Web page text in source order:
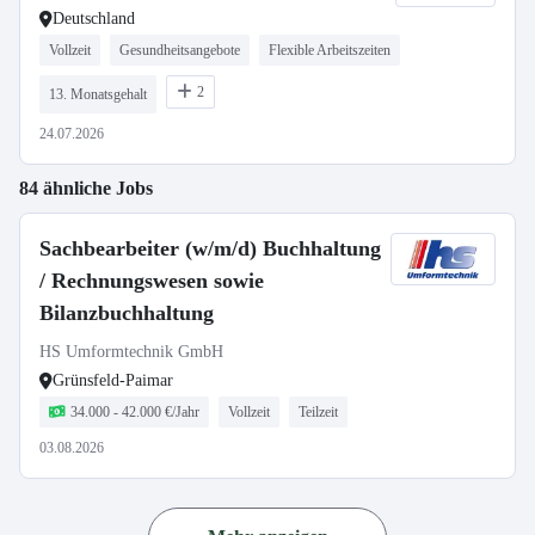
Deutschland
Vollzeit Gesundheitsangebote Flexible Arbeitszeiten
13. Monatsgehalt 2
24.07.2026
84 ähnliche Jobs
Sachbearbeiter (w/m/d) Buchhaltung
/ Rechnungswesen sowie
Bilanzbuchhaltung
HS Umformtechnik GmbH
Grünsfeld-Paimar
34.000 - 42.000 €/Jahr Vollzeit Teilzeit
03.08.2026